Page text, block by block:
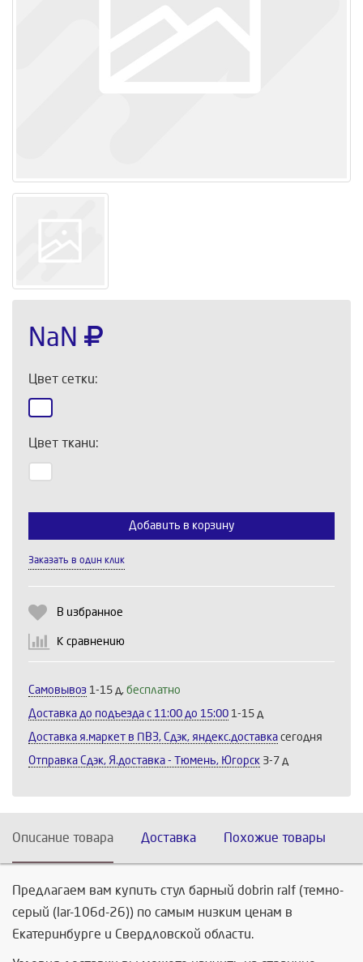
NaN
Цвет сетки:
Цвет ткани:
Добавить в корзину
Заказать в один клик
В избранное
К сравнению
Самовывоз 1-15 д, бесплатно
Доставка до подъезда c 11:00 до 15:00 1-15 д
Доставка я.маркет в ПВЗ, Сдэк, яндекс.доставка сегодня
Отправка Сдэк, Я.доставка - Тюмень, Югорск 3-7 д
Описание товара Доставка Похожие товары
Предлагаем вам купить стул барный dobrin ralf (темно-
серый (lar-106d-26)) по самым низким ценам в
Екатеринбурге и Свердловской области.